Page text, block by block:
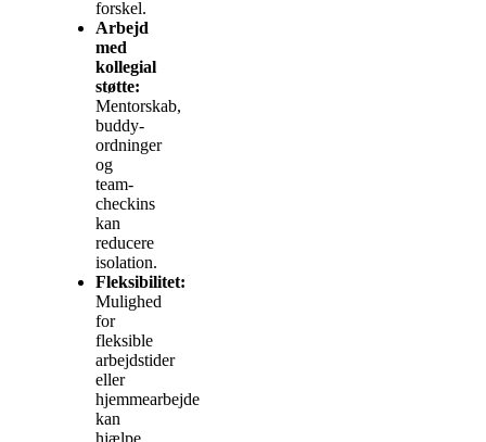
forskel.
Arbejd
med
kollegial
støtte:
Mentorskab,
buddy-
ordninger
og
team-
checkins
kan
reducere
isolation.
Fleksibilitet:
Mulighed
for
fleksible
arbejdstider
eller
hjemmearbejde
kan
hjælpe